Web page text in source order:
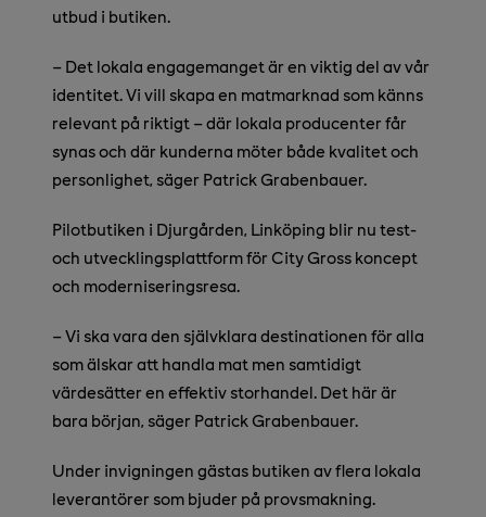
utbud i butiken.
– Det lokala engagemanget är en viktig del av vår
identitet. Vi vill skapa en matmarknad som känns
relevant på riktigt – där lokala producenter får
synas och där kunderna möter både kvalitet och
personlighet, säger Patrick Grabenbauer.
Pilotbutiken i Djurgården, Linköping blir nu test-
och utvecklingsplattform för City Gross koncept
och moderniseringsresa.
– Vi ska vara den självklara destinationen för alla
som älskar att handla mat men samtidigt
värdesätter en effektiv storhandel. Det här är
bara början, säger Patrick Grabenbauer.
Under invigningen gästas butiken av flera lokala
leverantörer som bjuder på provsmakning.